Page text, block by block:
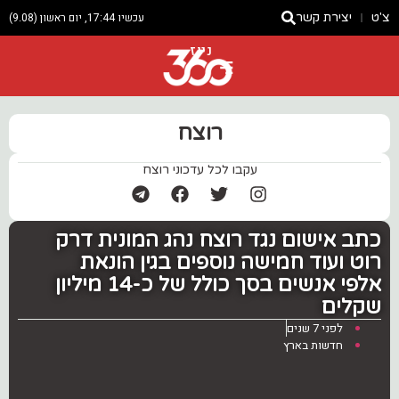
צ'ט יצירת קשר עכשיו 17:44, יום ראשון (9.08)
ניוז
רוצח
עקבו לכל עדכוני רוצח
‏כתב אישום נגד רוצח נהג המונית דרק
רוט ועוד חמישה נוספים בגין הונאת
אלפי אנשים בסך כולל של כ-14 מיליון
שקלים ‎
לפני 7 שנים
חדשות בארץ